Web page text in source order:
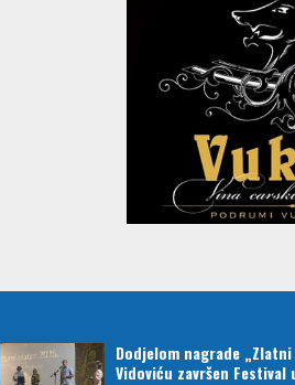
Dodjelom nagrade
Vidoviću završen Festival